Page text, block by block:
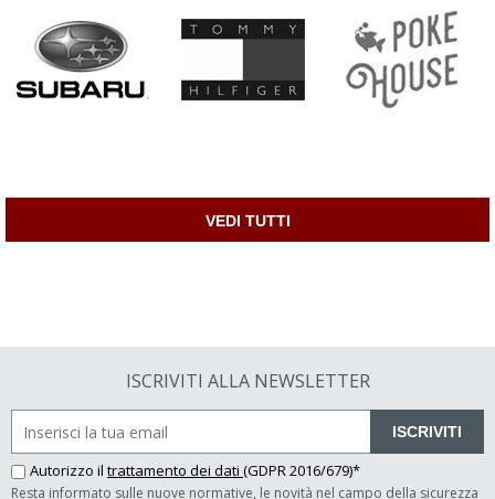
VEDI TUTTI
ISCRIVITI ALLA NEWSLETTER
ISCRIVITI
Autorizzo il trattamento dei dati (GDPR 2016/679)*
Resta informato sulle nuove normative, le novità nel campo della sicurezza